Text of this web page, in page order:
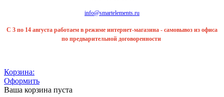
info@smartelements.ru
С 3 по 14 августа работаем в режиме интернет-магазина - самовывоз из офиса
по предварительной договоренности
Корзина:
Оформить
Ваша корзина пуста